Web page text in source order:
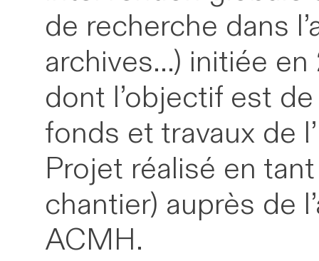
de recherche dans
archives...) initiée
dont l’objectif est
fonds et travaux de
Projet réalisé en
chantier) auprès de
ACMH.